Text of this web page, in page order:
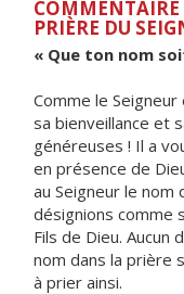
COMMENTAIRE
PRIÈRE DU
« Que ton nom
Comme le
sa bienveillance et
généreuses ! Il a
en présence de
au Seigneur le nom
désignions comme
Fils de Dieu. Aucun
nom dans la prière
à prier ainsi.